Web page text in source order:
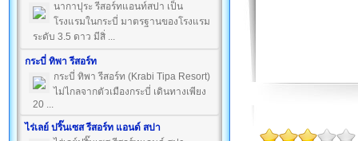
นากาปุระ รีสอร์ทแอนท์สปา เป็น
โรงแรมในกระบี่ มาตรฐานของโรงแรม
ระดับ 3.5 ดาว มีสิ่ ...
กระบี่ ทิพา รีสอร์ท
กระบี่ ทิพา รีสอร์ท (Krabi Tipa Resort)
ไม่ไกลจากตัวเมืองกระบี่ เดินทางเพียง
20 ...
ไร่เลย์ ปริ๊นเซส รีสอร์ท แอนด์ สปา